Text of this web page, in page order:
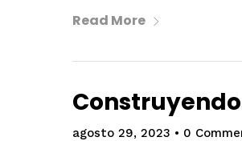
Read More
agosto 29, 2023 • 0